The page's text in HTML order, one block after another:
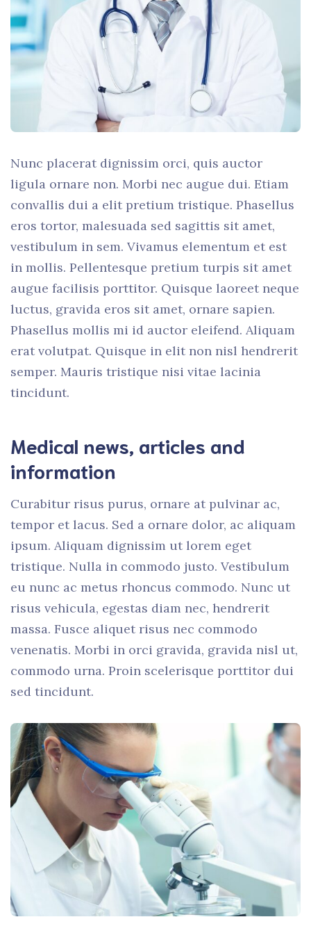
Nunc placerat dignissim orci, quis auctor
ligula ornare non. Morbi nec augue dui. Etiam
convallis dui a elit pretium tristique. Phasellus
eros tortor, malesuada sed sagittis sit amet,
vestibulum in sem. Vivamus elementum et est
in mollis. Pellentesque pretium turpis sit amet
augue facilisis porttitor. Quisque laoreet neque
luctus, gravida eros sit amet, ornare sapien.
Phasellus mollis mi id auctor eleifend. Aliquam
erat volutpat. Quisque in elit non nisl hendrerit
semper. Mauris tristique nisi vitae lacinia
tincidunt.
Medical news, articles and
information
Curabitur risus purus, ornare at pulvinar ac,
tempor et lacus. Sed a ornare dolor, ac aliquam
ipsum. Aliquam dignissim ut lorem eget
tristique. Nulla in commodo justo. Vestibulum
eu nunc ac metus rhoncus commodo. Nunc ut
risus vehicula, egestas diam nec, hendrerit
massa. Fusce aliquet risus nec commodo
venenatis. Morbi in orci gravida, gravida nisl ut,
commodo urna. Proin scelerisque porttitor dui
sed tincidunt.